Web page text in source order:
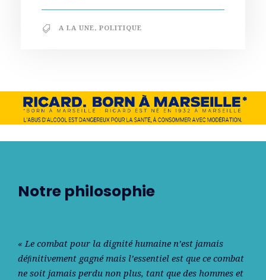
A LA UNE, POLITIQUE
Notre philosophie
« Le combat pour la dignité humaine n’est jamais
déﬁnitivement gagné mais l’essentiel est que ce combat
ne soit jamais perdu non plus, tant que des hommes et